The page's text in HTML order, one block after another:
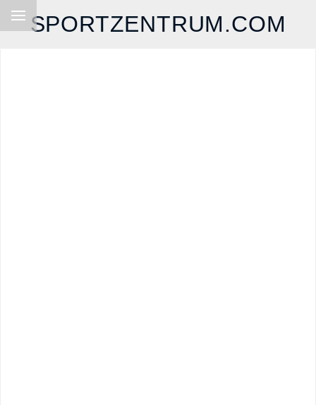
SPORTZENTRUM.COM